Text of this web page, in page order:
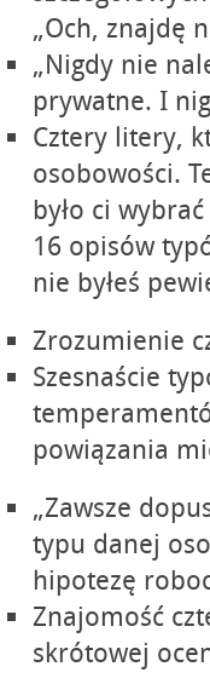
„Och, znajdę
„Nigdy nie
prywatne. I
Cztery litery,
osobowości.
było ci
16 opisów
nie byłeś
Zrozumienie
Szesnaście
powiązania
„Zawsze
typu danej
hipotezę
Znajomość
skrótowej